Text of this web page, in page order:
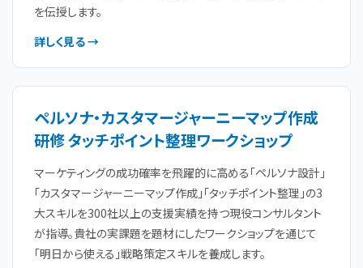
を伝授します。
詳しく見る →
ペルソナ・カスタマージャーニーマップ作成
研修 タッチポイント整理ワークショップ
マーケティングの成功確率を飛躍的に高める「ペルソナ設計」
「カスタマージャーニーマップ作成」「タッチポイント整理」の3
大スキルを300社以上の支援実績を持つ現役コンサルタント
が指導。貴社の実課題を題材にしたワークショップを通じて
「明日から使える」戦略策定スキルを養成します。